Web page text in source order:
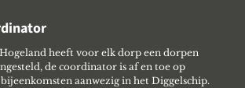
heeft voor elk dorp een dorpen
de coordinator is af en toe op
aanwezig in het Diggelschip.